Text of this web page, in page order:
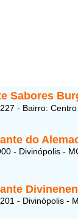
Sabores
- Bairro:
do
- Divinópolis -
Divinenen
- Divinópolis -